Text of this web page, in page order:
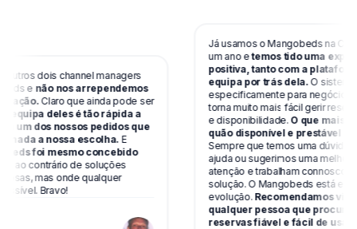
dois channel managers
enão nos arrependemos
Claro que ainda pode ser
deles é tão rápida a
dos nossos pedidos que
a nossa escolha.E
foi mesmo concebido
contrário de soluções
mas onde qualquer
Bravo!
Já usamos o Mangobeds na Cactus
um ano etemos tido uma
positiva, tanto com a plataforma
equipa por trás dela.O sistema foi
especificamente para negócios de
torna muito mais fácil gerir reservas,
e disponibilidade.O que mais
quão disponível e prestável é a
Sempre que temos uma dúvida,
ajuda ou sugerimos uma melhoria,
atenção e trabalham connosco para
solução. O Mangobeds está em
evolução.Recomendamos
qualquer pessoa que procure um
reservas fiável e fácil de usar.